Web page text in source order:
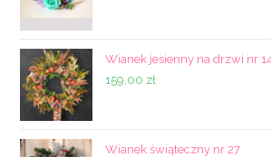
Wianek jesienny na drzwi nr
159,00 zł
Wianek świąteczny nr 27